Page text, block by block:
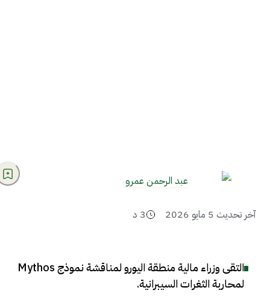
عبد الرحمن عمرو
آخر تحديث 5 مايو 2026 3 د
التقى وزراء مالية منطقة اليورو لمناقشة نموذج Mythos
لمحاربة الثغرات السيبرانية.